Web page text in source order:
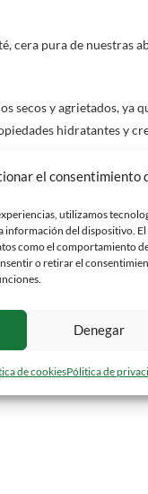
el consentimiento
utilizamos
información del dispositivo.
como el comportamiento
o retirar el
Denegar
de cookiesPólitica de
cera pura de nuestras
secos y agrietados, ya
hidratantes y
por lo que es un